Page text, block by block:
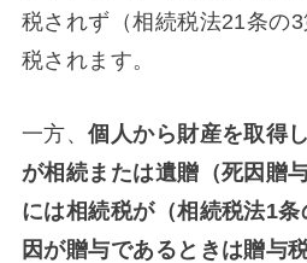
税されず（相続税法21条の
税されます。
一方、個人から財産を取得
が相続または遺贈（死因贈
には相続税が（相続税法1
因が贈与であるときは贈与